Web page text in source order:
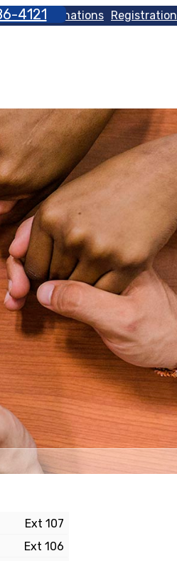
Donations Registration
4121
Ext 107
Ext 106